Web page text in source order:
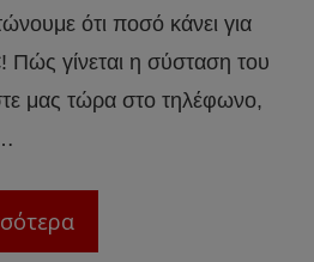
ότι ποσό κάνει για
Πώς γίνεται η σύσταση του
μας τώρα στο τηλέφωνο,